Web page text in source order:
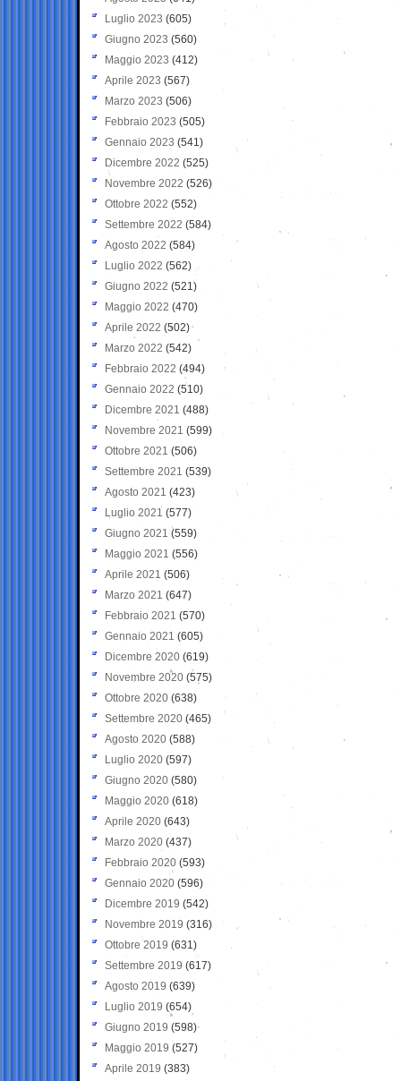
Luglio 2023 (605)
Giugno 2023 (560)
Maggio 2023 (412)
Aprile 2023 (567)
Marzo 2023 (506)
Febbraio 2023 (505)
Gennaio 2023 (541)
Dicembre 2022 (525)
Novembre 2022 (526)
Ottobre 2022 (552)
Settembre 2022 (584)
Agosto 2022 (584)
Luglio 2022 (562)
Giugno 2022 (521)
Maggio 2022 (470)
Aprile 2022 (502)
Marzo 2022 (542)
Febbraio 2022 (494)
Gennaio 2022 (510)
Dicembre 2021 (488)
Novembre 2021 (599)
Ottobre 2021 (506)
Settembre 2021 (539)
Agosto 2021 (423)
Luglio 2021 (577)
Giugno 2021(559)
Maggio 2021 (556)
Aprile 2021 (506)
Marzo 2021 (647)
Febbraio 2021 (570)
Gennaio 2021 (605)
Dicembre 2020 (619)
Novembre 2020 (575)
Ottobre 2020 (638)
Settembre 2020(465)
Agosto 2020 (588)
Luglio 2020 (597)
Giugno 2020 (580)
Maggio 2020 (618)
Aprile 2020 (643)
Marzo 2020 (437)
Febbraio 2020 (593)
Gennaio 2020 (596)
Dicembre 2019 (542)
Novembre 2019 (316)
Ottobre 2019 (631)
Settembre 2019 (617)
Agosto 2019 (639)
Luglio 2019 (654)
Giugno 2019 (598)
Maggio 2019 (527)
Aprile 2019 (383)